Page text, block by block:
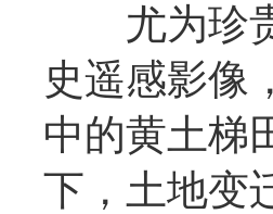
尤为珍贵
史遥感影像
中的黄土梯
下，土地变